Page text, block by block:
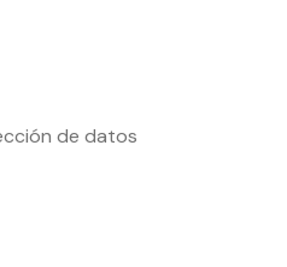
de datos